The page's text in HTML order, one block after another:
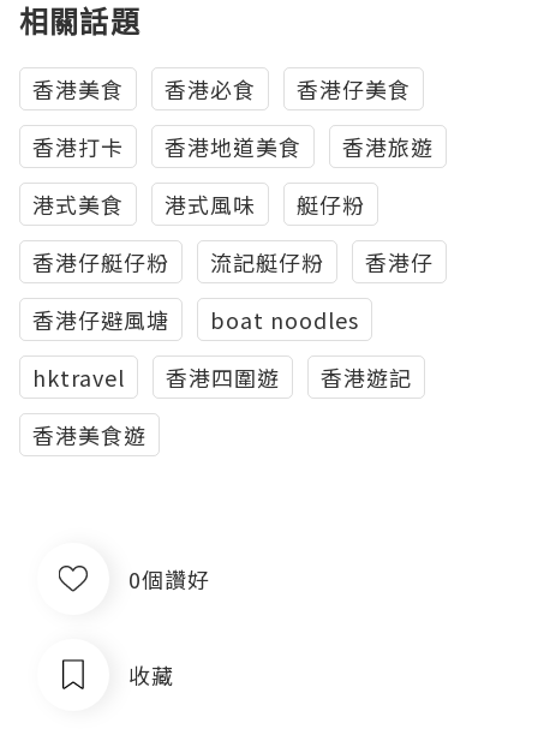
相關話題
香港美食 香港必食
香港仔美食
香港打卡
香港地道美食
香港旅遊
港式美食
港式風味
艇仔粉
香港仔艇仔粉
流記艇仔粉
香港仔
香港仔避風塘
boat noodles
hktravel
香港四圍遊
香港遊記
香港美食遊
0個讚好
收藏